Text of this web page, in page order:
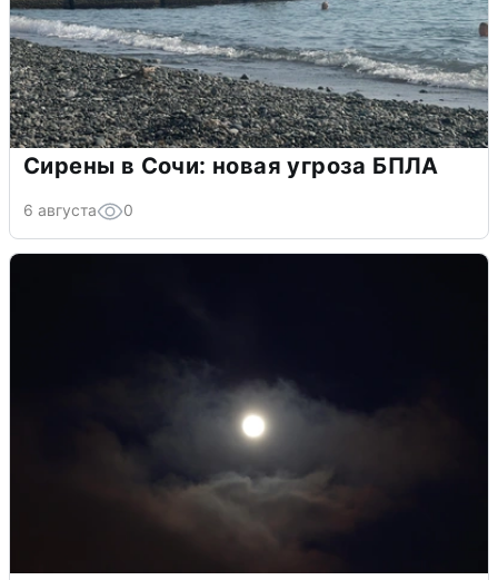
Сирены в Сочи: новая угроза БПЛА
6 августа 0